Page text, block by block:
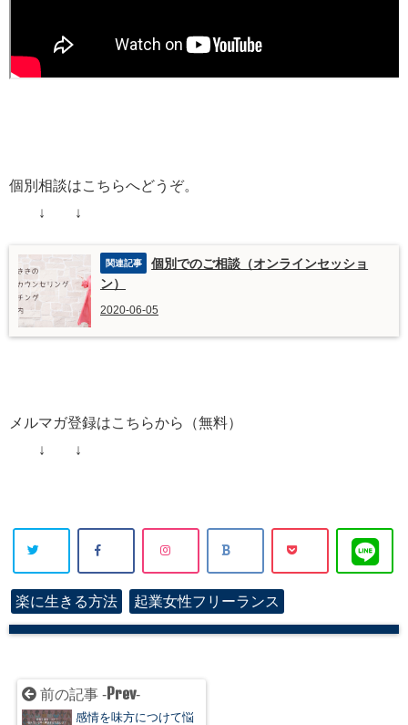
個別相談はこちらへどうぞ。
↓ ↓
個別でのご相談（オンラインセッショ
ン）
2020-06-05
メルマガ登録はこちらから（無料）
↓ ↓
楽に生きる方法 起業女性フリーランス
前の記事 -Prev-
感情を味方につけて悩